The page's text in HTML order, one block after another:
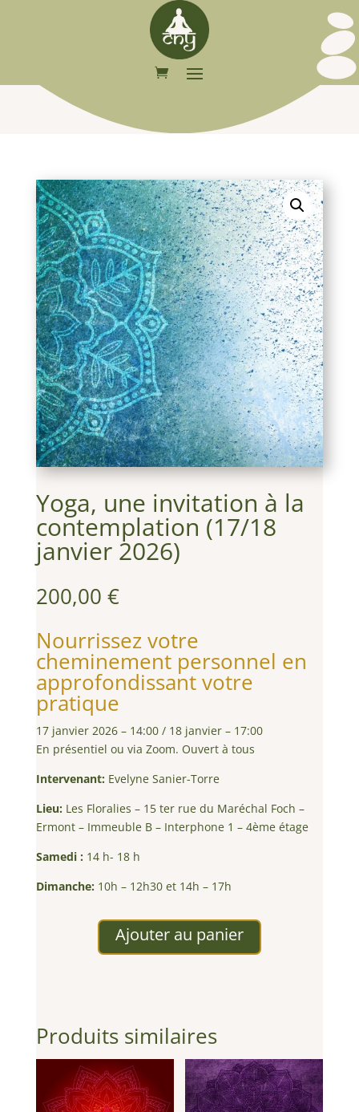
Yoga, une invitation à la
contemplation (17/18
janvier 2026)
200,00 €
Nourrissez votre
cheminement personnel en
approfondissant votre
pratique
17 janvier 2026 – 14:00/ 18 janvier – 17:00
En présentiel ou via Zoom. Ouvert à tous
Intervenant: Evelyne Sanier-Torre
Lieu: Les Floralies – 15 ter rue du Maréchal Foch –
Ermont – Immeuble B – Interphone 1 – 4ème étage
Samedi : 14 h- 18 h
Dimanche: 10h – 12h30 et 14h – 17h
Ajouter au panier
Produits similaires